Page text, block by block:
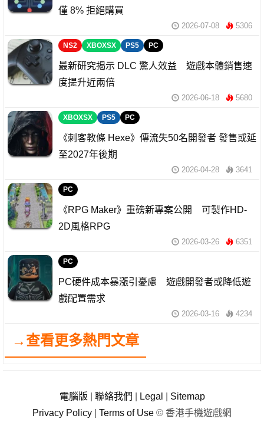
僅 8% 拒絕購買
2026-07-08 5306
NS2 XBOXSX PS5 PC
最新研究揭示 DLC 驚人效益 遊戲本體銷售速
度提升近兩倍
2026-06-18 5680
XBOXSX PS5 PC
《刺客教條 Hexe》傳流失50名開發者 發售或延
至2027年後期
2026-04-28 3641
PC
《RPG Maker》重磅新專案公開 可製作HD-
2D風格RPG
2026-03-26 6351
PC
PC硬件成本暴漲引憂慮 遊戲開發者或降低遊
戲配置需求
2026-03-16 4234
→查看更多熱門文章
電腦版 聯絡我們 Legal
Sitemap
Privacy Policy
Terms of Use © 香港手機遊戲網